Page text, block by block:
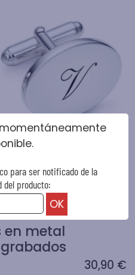
en metal
30,90 €
para ser notificado de la
del producto: